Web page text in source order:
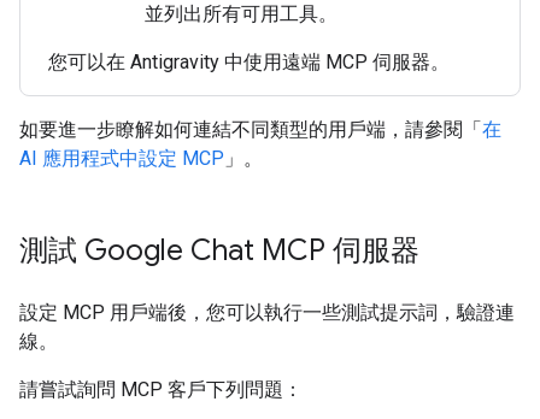
並列出所有可用工具。
您可以在 Antigravity 中使用遠端 MCP 伺服器。
如要進一步瞭解如何連結不同類型的用戶端，請參閱「在
AI 應用程式中設定 MCP 」。
測試 Google Chat MCP 伺服器
設定 MCP 用戶端後，您可以執行一些測試提示詞，驗證連
線。
請嘗試詢問 MCP 客戶下列問題：